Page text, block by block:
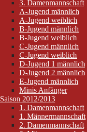
3. Damenmannschaft
A-Jugend männlich
A-Jugend weiblich
B-Jugend männlich
B-Jugend weiblich
C-Jugend männlich
C-Jugend weiblich
D-Jugend 1 männlich
D-Jugend 2 männlich
E-Jugend männlich
Minis Anfänger
Saison 2012/2013
1. Damenmannschaft
1. Männermannschaft
2. Damenmannschaft